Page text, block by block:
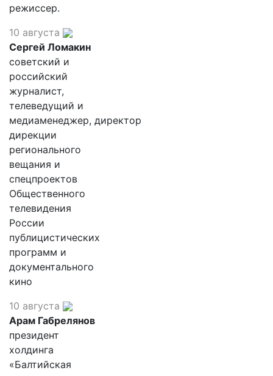
режиссер.
10 августа
Сергей Ломакин
советский и
российский
журналист,
телеведущий и
медиаменеджер, директор
дирекции
регионального
вещания и
спецпроектов
Общественного
телевидения
России
публицистических
программ и
документального
кино
10 августа
Арам Габрелянов
президент
холдинга
«Балтийская